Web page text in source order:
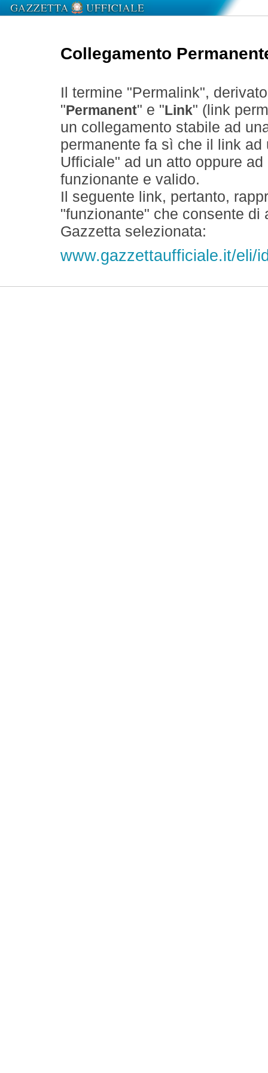
Collegamento
Il termine "Permalink",
" Permanent" e " Link" (link
un collegamento stabile ad
permanente fa sì che il link
Ufficiale" ad un atto oppure
funzionante e valido.
Il seguente link, pertanto,
"funzionante" che consente
Gazzetta selezionata:
www.gazzettaufficiale.it/eli/